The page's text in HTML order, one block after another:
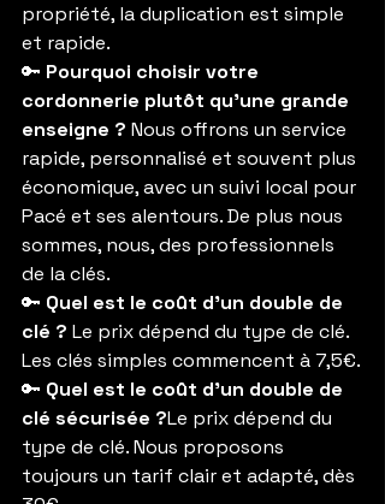
propriété, la duplication est simple
et rapide.
🔑 Pourquoi choisir votre
cordonnerie plutôt qu’une grande
enseigne ? Nous offrons un service
rapide, personnalisé et souvent plus
économique, avec un suivi local pour
Pacé et ses alentours. De plus nous
sommes, nous, des professionnels
de la clés.
🔑 Quel est le coût d’un double de
clé ? Le prix dépend du type de clé.
Les clés simples commencent à 7,5€.
🔑 Quel est le coût d’un double de
clé sécurisée ?Le prix dépend du
type de clé. Nous proposons
toujours un tarif clair et adapté, dès